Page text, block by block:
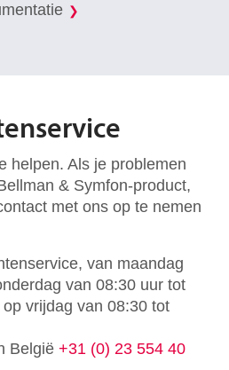
helpen. Als je problemen
& Symfon-product,
met ons op te nemen
van maandag
van 08:30 uur tot
vrijdag van 08:30 tot
België+31 (0) 23 554 40